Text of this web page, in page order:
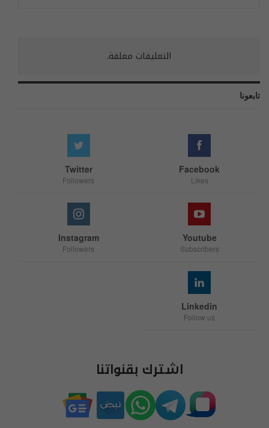
التعليقات مغلقة.
تابعونا
Facebook
Likes
Twitter
Followers
Youtube
Subscribers
Instagram
Followers
Linkedin
Follow us
اشترك بقنواتنا